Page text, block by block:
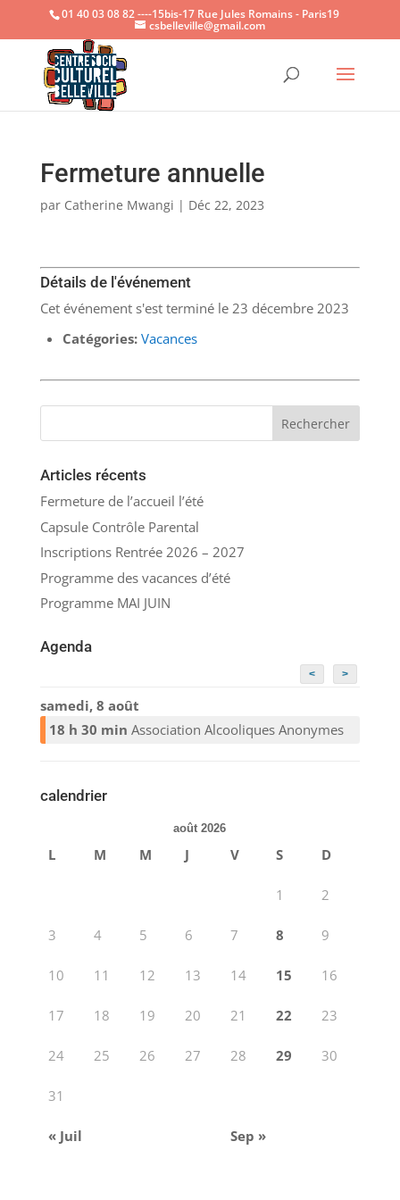
Ouvrir
01 40 03 08 82 ----15bis-17 Rue Jules Romains - Paris19
csbelleville@gmail.com
Fermeture annuelle
par Catherine Mwangi | Déc 22, 2023
Détails de l'événement
Cet événement s'est terminé le 23 décembre 2023
Catégories: Vacances
Articles récents
Fermeture de l’accueil l’été
Capsule Contrôle Parental
Inscriptions Rentrée 2026 – 2027
Programme des vacances d’été
Programme MAI JUIN
Agenda
< >
samedi, 8 août
18 h 30 min Association Alcooliques Anonymes
calendrier
août 2026
L M M J V S D
1 2
3 4 5 6 7 8 9
10 11 12 13 14 15 16
17 18 19 20 21 22 23
24 25 26 27 28 29 30
31
« Juil Sep »